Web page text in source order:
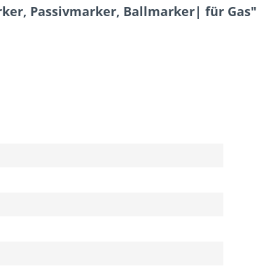
Passivmarker, Ballmarker| für Gas"